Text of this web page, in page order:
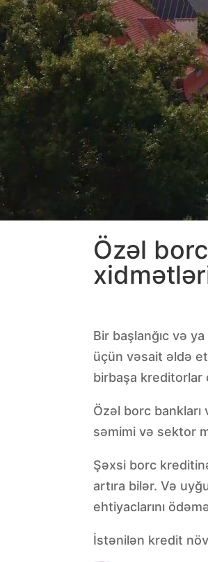
Özəl
Bir başlanğıc və
üçün vəsait əldə
birbaşa
Özəl borc
səmimi və sektor
Şəxsi borc
artıra bilər. Və
ehtiyaclarını
İstənilən kredit